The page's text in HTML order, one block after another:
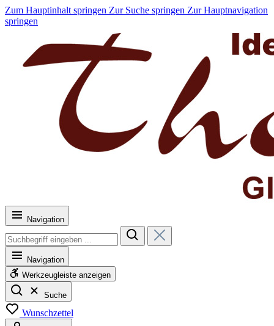
Zum Hauptinhalt springen Zur Suche springen Zur Hauptnavigation
springen
Navigation
Navigation
Werkzeugleiste anzeigen
Suche
Wunschzettel